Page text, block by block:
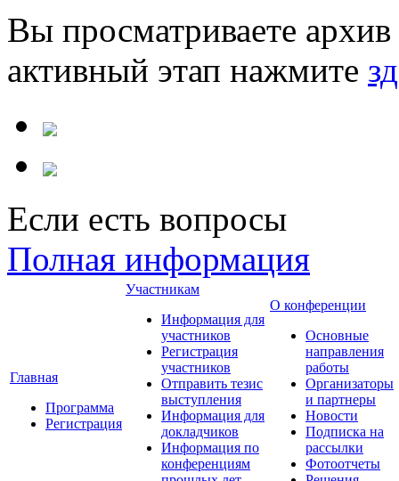
Вы просматриваете
активный этап нажмите
Если есть вопросы
Полная информация
Главная
Программа
Регистрация
Участникам
Информация для
участников
Регистрация
участников
Отправить тезис
выступления
Информация для
докладчиков
Информация по
конференциям
О конференции
Основные
направления
работы
Организаторы
и партнеры
Новости
Подписка на
рассылки
Фотоотчеты